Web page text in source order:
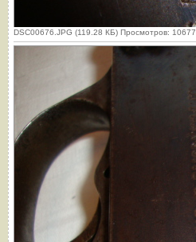
DSC00676.JPG (119.28 КБ) Просмотров: 10677